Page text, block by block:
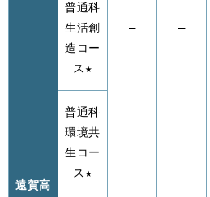
遠賀高
– –
普通科
生活創
造コー
ス★
普通科
環境共
生コー
ス★